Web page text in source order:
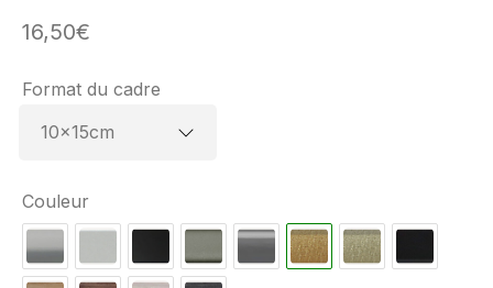
16,50€
Format du cadre
Couleur